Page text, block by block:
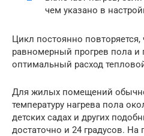
чем указано в
Цикл постоянно повторяется,
равномерный прогрев пола и
оптимальный расход
Для жилых помещений
температуру нагрева пола
детских садах и других
достаточно и 24 градусов. На